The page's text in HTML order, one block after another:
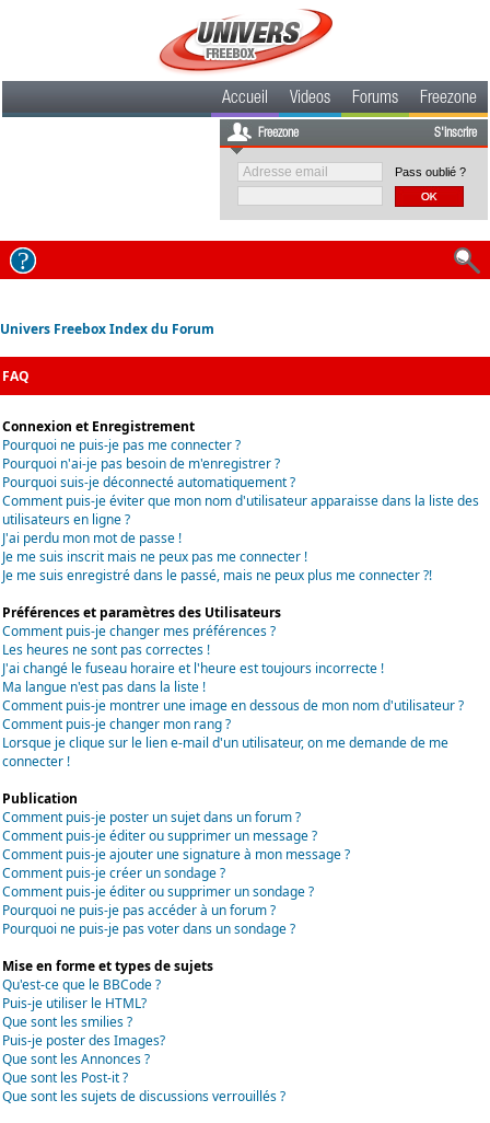
Accueil Videos Forums Freezone
Freezone S'inscrire
Pass oublié ?
Univers Freebox Index du Forum
FAQ
Connexion et Enregistrement
Pourquoi ne puis-je pas me connecter ?
Pourquoi n'ai-je pas besoin de m'enregistrer ?
Pourquoi suis-je déconnecté automatiquement ?
Comment puis-je éviter que mon nom d'utilisateur apparaisse dans la liste des
utilisateurs en ligne ?
J'ai perdu mon mot de passe !
Je me suis inscrit mais ne peux pas me connecter !
Je me suis enregistré dans le passé, mais ne peux plus me connecter ?!
Préférences et paramètres des Utilisateurs
Comment puis-je changer mes préférences ?
Les heures ne sont pas correctes !
J'ai changé le fuseau horaire et l'heure est toujours incorrecte !
Ma langue n'est pas dans la liste !
Comment puis-je montrer une image en dessous de mon nom d'utilisateur ?
Comment puis-je changer mon rang ?
Lorsque je clique sur le lien e-mail d'un utilisateur, on me demande de me
connecter !
Publication
Comment puis-je poster un sujet dans un forum ?
Comment puis-je éditer ou supprimer un message ?
Comment puis-je ajouter une signature à mon message ?
Comment puis-je créer un sondage ?
Comment puis-je éditer ou supprimer un sondage ?
Pourquoi ne puis-je pas accéder à un forum ?
Pourquoi ne puis-je pas voter dans un sondage ?
Mise en forme et types de sujets
Qu'est-ce que le BBCode ?
Puis-je utiliser le HTML?
Que sont les smilies ?
Puis-je poster des Images?
Que sont les Annonces ?
Que sont les Post-it ?
Que sont les sujets de discussions verrouillés ?